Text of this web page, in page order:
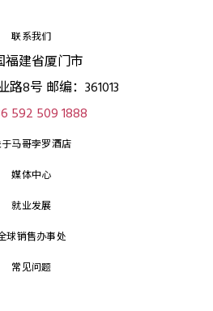
联系我们
福建省厦门市
路8号 邮编：361013
592 509 1888
马哥孛罗酒店
媒体中心
就业发展
球销售办事处
常见问题